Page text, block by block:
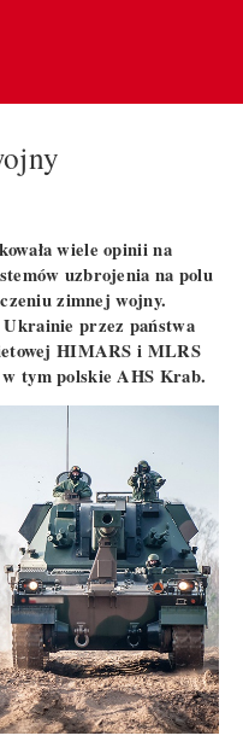
wiele opinii na
uzbrojenia na polu
zimnej wojny.
Ukrainie przez państwa
HIMARS i MLRS
w tym polskie AHS Krab.